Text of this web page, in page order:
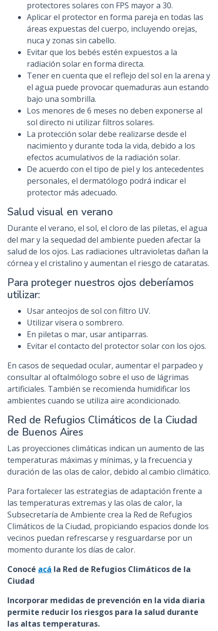
protectores solares con FPS mayor a 30.
Aplicar el protector en forma pareja en todas las
áreas expuestas del cuerpo, incluyendo orejas,
nuca y zonas sin cabello.
Evitar que los bebés estén expuestos a la
radiación solar en forma directa.
Tener en cuenta que el reflejo del sol en la arena y
el agua puede provocar quemaduras aun estando
bajo una sombrilla.
Los menores de 6 meses no deben exponerse al
sol directo ni utilizar filtros solares.
La protección solar debe realizarse desde el
nacimiento y durante toda la vida, debido a los
efectos acumulativos de la radiación solar.
De acuerdo con el tipo de piel y los antecedentes
personales, el dermatólogo podrá indicar el
protector más adecuado.
Salud visual en verano
Durante el verano, el sol, el cloro de las piletas, el agua
del mar y la sequedad del ambiente pueden afectar la
salud de los ojos. Las radiaciones ultravioletas dañan la
córnea y el cristalino y aumentan el riesgo de cataratas.
Para proteger nuestros ojos deberíamos
utilizar:
Usar anteojos de sol con filtro UV.
Utilizar visera o sombrero.
En piletas o mar, usar antiparras.
Evitar el contacto del protector solar con los ojos.
En casos de sequedad ocular, aumentar el parpadeo y
consultar al oftalmólogo sobre el uso de lágrimas
artificiales. También se recomienda humidificar los
ambientes cuando se utiliza aire acondicionado.
Red de Refugios Climáticos de la Ciudad
de Buenos Aires
Las proyecciones climáticas indican un aumento de las
temperaturas máximas y mínimas, y la frecuencia y
duración de las olas de calor, debido al cambio climático.
Para fortalecer las estrategias de adaptación frente a
las temperaturas extremas y las olas de calor, la
Subsecretaría de Ambiente crea la Red de Refugios
Climáticos de la Ciudad, propiciando espacios donde los
vecinos puedan refrescarse y resguardarse por un
momento durante los días de calor.
Conocé acá la Red de Refugios Climáticos de la
Ciudad
Incorporar medidas de prevención en la vida diaria
permite reducir los riesgos para la salud durante
las altas temperaturas.